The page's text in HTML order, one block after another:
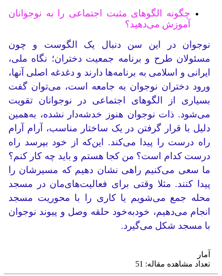
چگونه الگوهای مثبت اجتماعی را به نوجوانان
آموزش می‌دهید؟
نوجوان در این سن دنبال یک الگوست و چون
مسئولان طرح و برنامه جمعیت دختران؛ نگاه ملی،
ایرانی و اسلامی به برنامه‌ها دارند و دغدغه اصلی آنها،
ورود دختران نوجوان به جامعه است، می‌توان گفت
بسیاری از الگوهای اجتماعی در نوجوانان تقویت
می‌شود. ذات نوجوان هنوز خدشه‌دار نشده، به‌همین
دلیل با قرار گرفتن در یک ساختار مناسب، آرام آرام
راه درست را پیدا می‌کند. این‌که از خود بپرسد راه
درست کدام است؟ من کجا هستم و باید چه کار کنم؟
ما سعی می‌کنیم راهی نشان دهیم که مسیرشان را
پیدا کنند. مثلا وقتی برای فعالیت‌های‌مان در مسجد
محله جمع می‌شویم یا کاری را با محوریت مسجد
انجام می‌دهیم، خودبه‌خود حلقه وصل و پیوند نوجوان
با مسجد شکل می‌گیرد.
آمار
تعداد مشاهده مقاله: 51